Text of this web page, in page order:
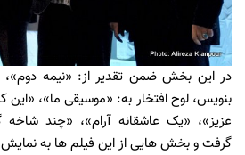
در این بخش ضمن تقدیر از: «نیمه
بنویس،لوح افتخار به: «موسیقی ما»،
عزیز»، «یک عاشقانه آرام»، «چند
گرفت و بخش هایی از این فیلم ها به